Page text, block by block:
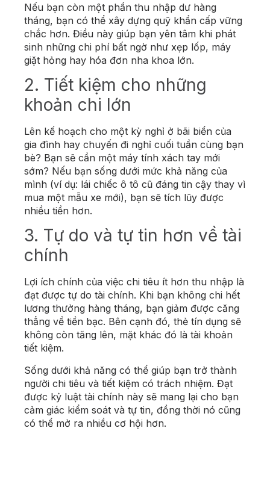
Nếu bạn còn một phần thu nhập dư hàng
tháng, bạn có thể xây dựng quỹ khẩn cấp vững
chắc hơn. Điều này giúp bạn yên tâm khi phát
sinh những chi phí bất ngờ như xẹp lốp, máy
giặt hỏng hay hóa đơn nha khoa lớn.
2. Tiết kiệm cho những
khoản chi lớn
Lên kế hoạch cho một kỳ nghỉ ở bãi biển của
gia đình hay chuyến đi nghỉ cuối tuần cùng bạn
bè? Bạn sẽ cần một máy tính xách tay mới
sớm? Nếu bạn sống dưới mức khả năng của
mình (ví dụ: lái chiếc ô tô cũ đáng tin cậy thay vì
mua một mẫu xe mới), bạn sẽ tích lũy được
nhiều tiền hơn.
3. Tự do và tự tin hơn về tài
chính
Lợi ích chính của việc chi tiêu ít hơn thu nhập là
đạt được tự do tài chính. Khi bạn không chi hết
lương thưởng hàng tháng, bạn giảm được căng
thẳng về tiền bạc. Bên cạnh đó, thẻ tín dụng sẽ
không còn tăng lên, mặt khác đó là tài khoản
tiết kiệm.
Sống dưới khả năng có thể giúp bạn trở thành
người chi tiêu và tiết kiệm có trách nhiệm. Đạt
được kỷ luật tài chính này sẽ mang lại cho bạn
cảm giác kiểm soát và tự tin, đồng thời nó cũng
có thể mở ra nhiều cơ hội hơn.